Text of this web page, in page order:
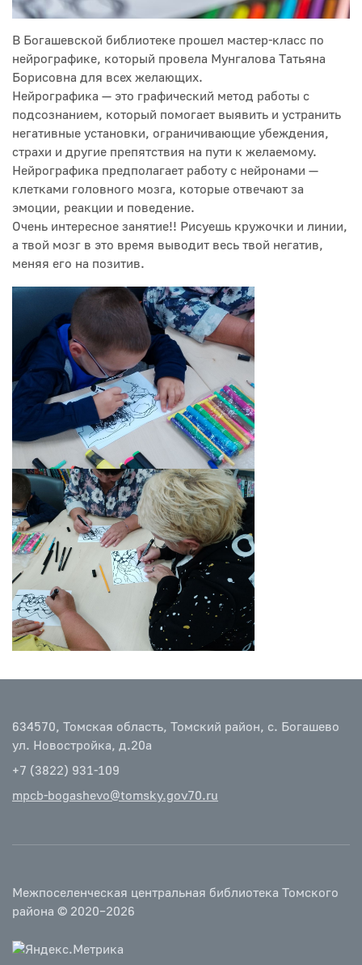
В Богашевской библиотеке прошел мастер-класс по
нейрографике, который провела Мунгалова Татьяна
Борисовна для всех желающих.
Нейрографика — это графический метод работы с
подсознанием, который помогает выявить и устранить
негативные установки, ограничивающие убеждения,
страхи и другие препятствия на пути к желаемому.
Нейрографика предполагает работу с нейронами —
клетками головного мозга, которые отвечают за
эмоции, реакции и поведение.
Очень интересное занятие!! Рисуешь кружочки и линии,
а твой мозг в это время выводит весь твой негатив,
меняя его на позитив.
634570, Томская область, Томский район, с. Богашево
ул. Новостройка, д.20а
+7 (3822) 931-109
mpcb-bogashevo@tomsky.gov70.ru
Межпоселенческая центральная библиотека Томского
района © 2020–2026